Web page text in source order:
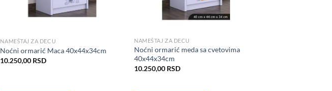
NAMEŠTAJ ZA DECU
Noćni ormarić Maca 40x44x34cm
10.250,00 RSD
NAMEŠTAJ ZA DECU
Noćni ormarić meda sa cvetovima
40x44x34cm
10.250,00 RSD